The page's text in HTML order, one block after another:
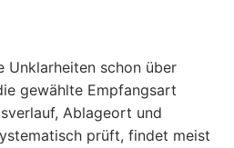
Unklarheiten schon über
gewählte Empfangsart
Ablageort und
prüft, findet meist